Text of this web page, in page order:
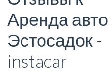
Аренда авто
Эстосадок -
instacar